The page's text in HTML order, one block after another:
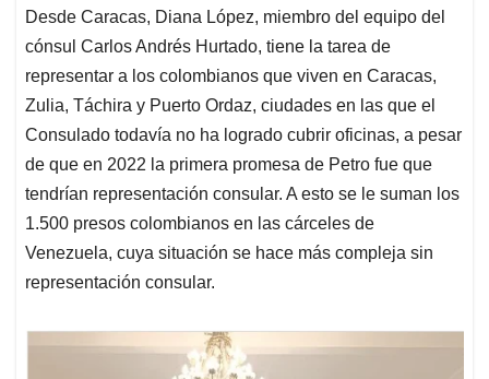
Desde Caracas, Diana López, miembro del equipo del
cónsul Carlos Andrés Hurtado, tiene la tarea de
representar a los colombianos que viven en Caracas,
Zulia, Táchira y Puerto Ordaz, ciudades en las que el
Consulado todavía no ha logrado cubrir oficinas, a pesar
de que en 2022 la primera promesa de Petro fue que
tendrían representación consular. A esto se le suman los
1.500 presos colombianos en las cárceles de
Venezuela, cuya situación se hace más compleja sin
representación consular.